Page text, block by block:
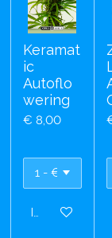
Keramat
ic
Autoflo
wering
€ 8,00
In